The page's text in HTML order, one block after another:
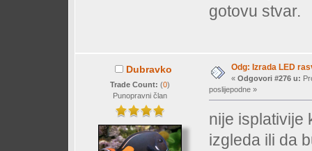
gotovu stvar.
Dubravko
Trade Count: (0)
Punopravni član
Odg: Izrada LED
« Odgovori #276 u:
poslijepodne »
nije isplativije
izgleda ili da